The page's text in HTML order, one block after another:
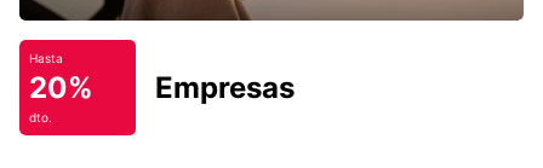
Hasta
20%
dto.
Empresas